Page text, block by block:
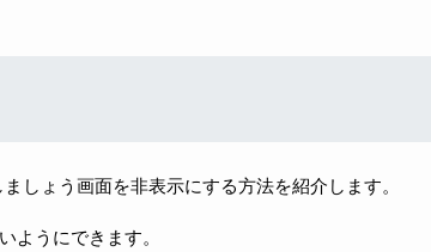
しょう画面を非表示にする方法を紹介します。
ようにできます。